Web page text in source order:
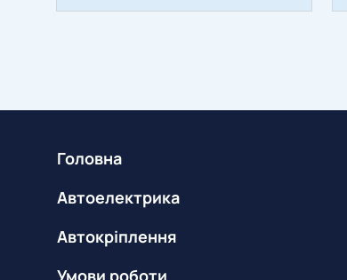
Головна
Автоелектрика
Автокріплення
Умови роботи